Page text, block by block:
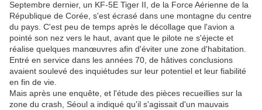
Septembre dernier, un KF-5E Tiger II, de la Force Aérienne de la
République de Corée, s'est écrasé dans une montagne du centre
du pays. C'est peu de temps après le décollage que l'avion a
pointé son nez vers le haut, avant que le pilote ne s'éjecte et
réalise quelques manœuvres afin d'éviter une zone d'habitation.
Entré en service dans les années 70, de hâtives conclusions
avaient soulevé des inquiétudes sur leur potentiel et leur fiabilité
en fin de vie.
Mais après une enquête, et l'étude des pièces recueillies sur la
zone du crash, Séoul a indiqué qu'il s'agissait d'un mauvais